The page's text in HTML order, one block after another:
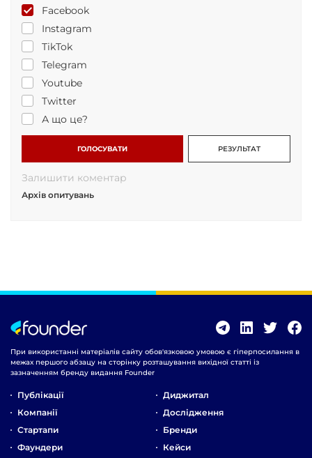
Facebook
Instagram
TikTok
Telegram
Youtube
Twitter
А що це?
ГОЛОСУВАТИ РЕЗУЛЬТАТ
Залишити коментар
Архів опитувань
При використанні матеріалів сайту обов'язковою умовою є гіперпосилання в
межах першого абзацу на сторінку розташування вихідної статті із
зазначенням бренду видання Founder
Публікації
Компанії
Стартапи
Фаундери
Диджитал
Дослідження
Бренди
Кейси